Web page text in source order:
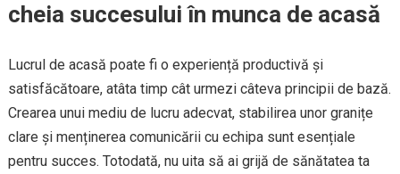
cheia succesului în munca de acasă
Lucrul de acasă poate fi o experiență productivă și
satisfăcătoare, atâta timp cât urmezi câteva principii de bază.
Crearea unui mediu de lucru adecvat, stabilirea unor granițe
clare și menținerea comunicării cu echipa sunt esențiale
pentru succes. Totodată, nu uita să ai grijă de sănătatea ta